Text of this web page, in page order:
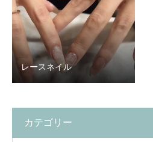
レースネイル
カテゴリー